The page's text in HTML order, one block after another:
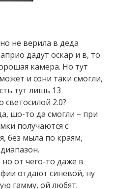
не верила в деда
дадут оскар и в, то
камера. Но тут
и сони таки смогли,
тут лишь 13
светосилой 2.0?
шо-то да смогли – при
получаются с
без мыла по краям,
от чего-то даже в
отдают синевой, ну
гамму, ой любят.